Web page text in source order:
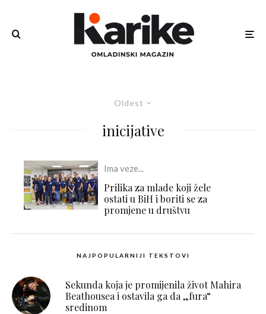
Oldest
inicijative
Ima veze...
Prilika za mlade koji žele
ostati u BiH i boriti se za
promjene u društvu
NAJPOPULARNIJI TEKSTOVI
Sekunda koja je promijenila život Mahira
Beathousea i ostavila ga da „fura“
sredinom